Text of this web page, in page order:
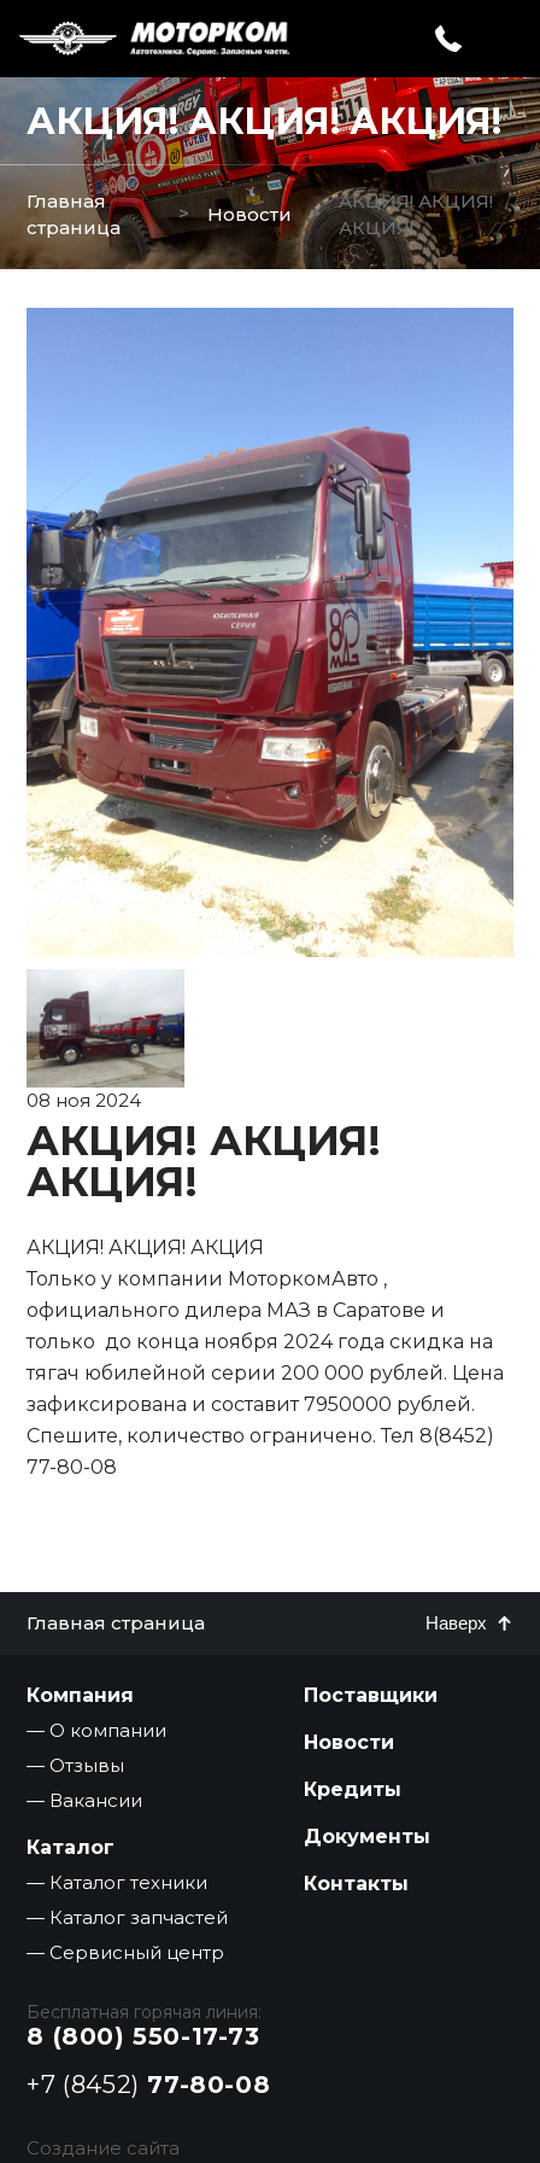
АКЦИЯ! АКЦИЯ! АКЦИЯ!
Главная
страница
> Новости >
АКЦИЯ! АКЦИЯ!
АКЦИЯ!
08 ноя 2024
АКЦИЯ! АКЦИЯ!
АКЦИЯ!
АКЦИЯ! АКЦИЯ! АКЦИЯ
Только у компании МоторкомАвто ,
официального дилера МАЗ в Саратове и
только до конца ноября 2024 года скидка на
тягач юбилейной серии 200 000 рублей. Цена
зафиксирована и составит 7950000 рублей.
Спешите, количество ограничено. Тел 8(8452)
77-80-08
Главная страница Наверх
Компания
О компании
Отзывы
Вакансии
Каталог
Каталог техники
Каталог запчастей
Сервисный центр
Поставщики
Новости
Кредиты
Документы
Контакты
Бесплатная горячая линия:
8 (800) 550-17-73
+7 (8452) 77-80-08
Создание сайта